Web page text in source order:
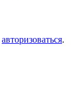
авторизоваться.